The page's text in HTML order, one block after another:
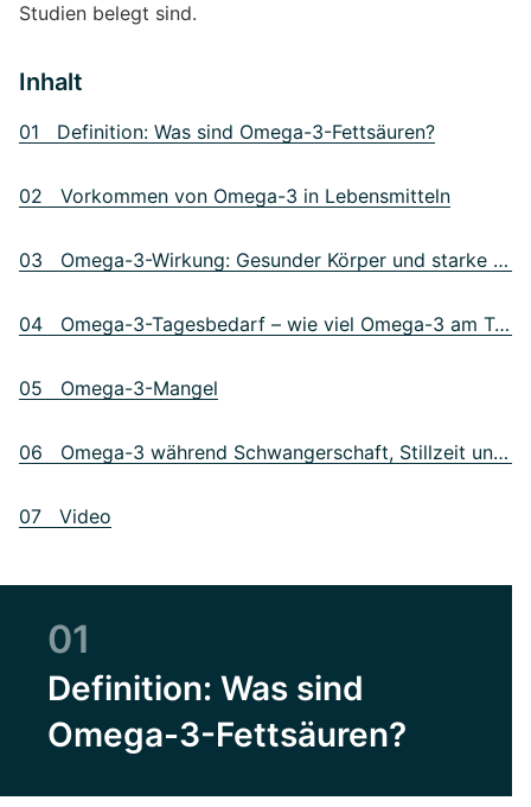
Studien belegt sind.
Inhalt
01 Definition: Was sind Omega-3-Fettsäuren?
02 Vorkommen von Omega-3 in Lebensmitteln
03 Omega-3-Wirkung: Gesunder Körper und starke Psyche
04 Omega-3-Tagesbedarf – wie viel Omega-3 am Tag?
05 Omega-3-Mangel
06 Omega-3 während Schwangerschaft, Stillzeit und Wachstum
07 Video
01
Definition: Was sind
Omega-3-Fettsäuren?